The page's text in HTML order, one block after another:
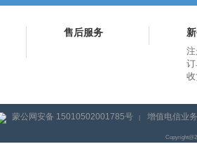
售后服务
蒙公网安备 15010502001785号 | 增值电信业